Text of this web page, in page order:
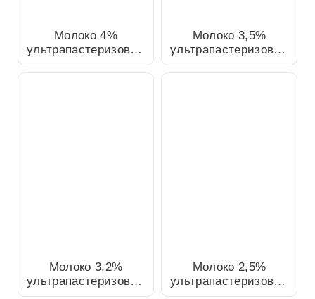
Молоко 4%
ультрапастеризованное,
1л
Молоко 3,5%
ультрапастеризованное,
1л
Молоко 3,2%
ультрапастеризованное,
1л
Молоко 2,5%
ультрапастеризованное,
1л